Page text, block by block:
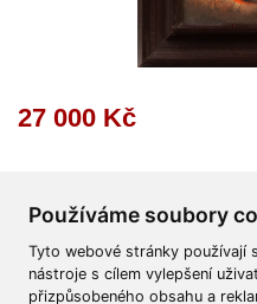
Používáme soubory
Tyto webové stránky používají
nástroje s cílem vylepšení
přizpůsobeného obsahu a
27 000 Kč